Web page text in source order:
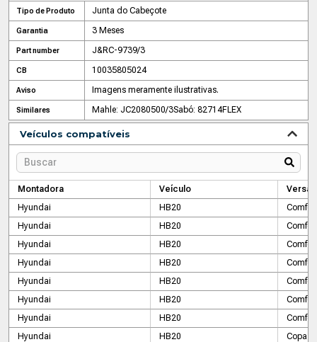
Tipo de Produto Junta do Cabeçote
Garantia 3 Meses
Part number J&RC-9739/3
CB 10035805024
Aviso Imagens meramente ilustrativas.
Similares Mahle: JC2080500/3Sabó: 82714FLEX
Veículos compatíveis
Montadora Veículo
Versão
Hyundai
HB20
Comfort
Hyundai
HB20
Comfort
Hyundai
HB20
Comfort
Hyundai
HB20
Hyundai
HB20
Hyundai
HB20
Hyundai
HB20
Hyundai
HB20
Copa